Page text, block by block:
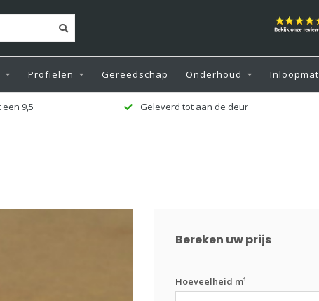
Profielen Gereedschap Onderhoud Inloopmat
Zeer ruime voorraad
Bereken uw prijs
Hoeveelheid m¹